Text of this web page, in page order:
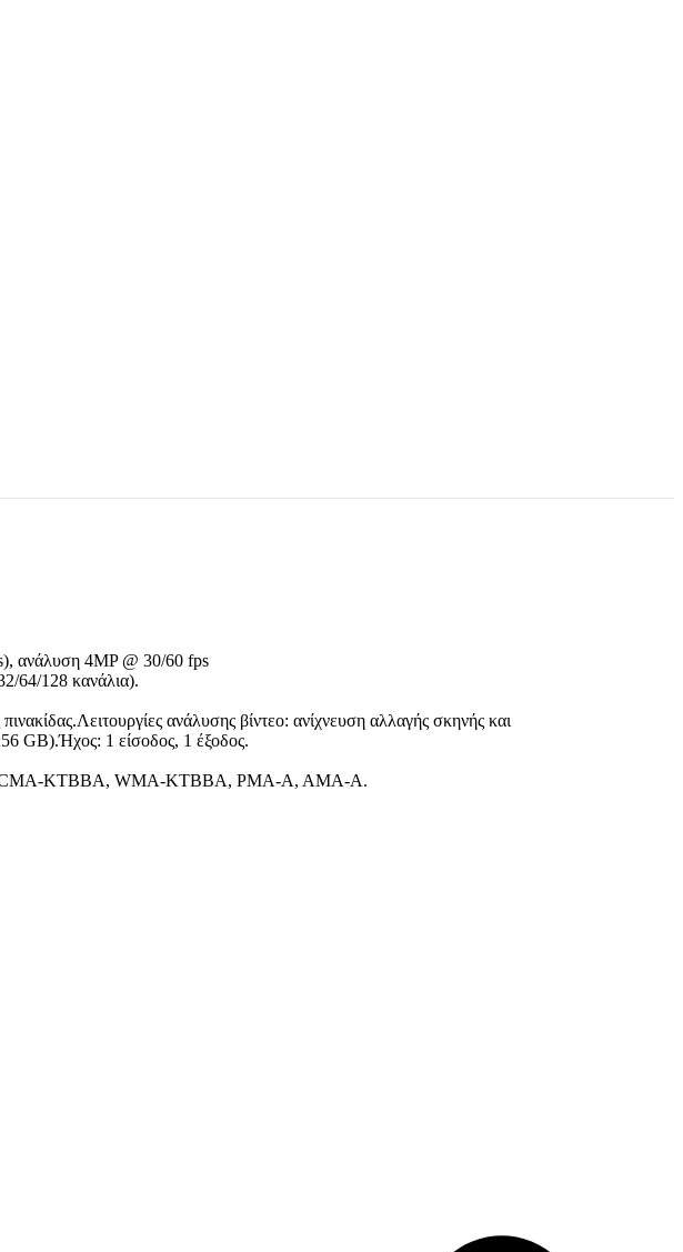
), ανάλυση 4MP @ 30/60 fps
64/128 κανάλια).
πινακίδας.Λειτουργίες ανάλυσης βίντεο: ανίχνευση αλλαγής σκηνής και
GB).Ήχος: 1 είσοδος, 1 έξοδος.
KTBBA, WMA-KTBBA, PMA-A, AMA-A.